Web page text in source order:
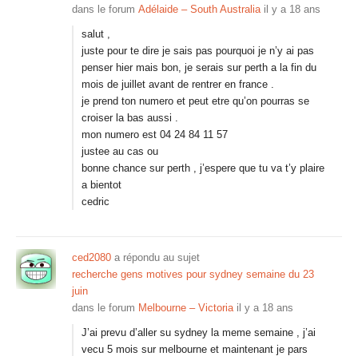
dans le forum Adélaide – South Australia il y a 18 ans
salut ,
juste pour te dire je sais pas pourquoi je n’y ai pas
penser hier mais bon, je serais sur perth a la fin du
mois de juillet avant de rentrer en france .
je prend ton numero et peut etre qu’on pourras se
croiser la bas aussi .
mon numero est 04 24 84 11 57
justee au cas ou
bonne chance sur perth , j’espere que tu va t’y plaire
a bientot
cedric
ced2080 a répondu au sujet
recherche gens motives pour sydney semaine du 23
juin
dans le forum Melbourne – Victoria il y a 18 ans
J’ai prevu d’aller su sydney la meme semaine , j’ai
vecu 5 mois sur melbourne et maintenant je pars